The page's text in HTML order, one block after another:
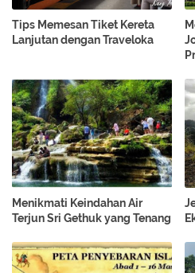
Tips Memesan Tiket Kereta
Lanjutan dengan Traveloka
Menikmati Keindahan Air
Terjun Sri Gethuk yang Tenang